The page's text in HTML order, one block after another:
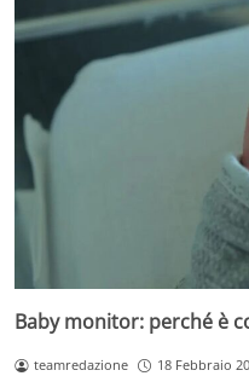
Baby monitor: perché è
teamredazione 18 Febbraio